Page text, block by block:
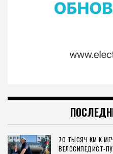
70 ТЫСЯЧ КМ К
ВЕЛОСИПЕДИСТ-